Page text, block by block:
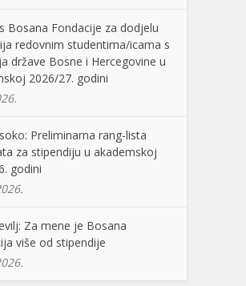
Bosana Fondacije za dodjelu
redovnim studentima/icama s
države Bosne i Hercegovine u
2026/27. godini
Preliminarna rang-lista
za stipendiju u akademskoj
godini
Za mene je Bosana
više od stipendije